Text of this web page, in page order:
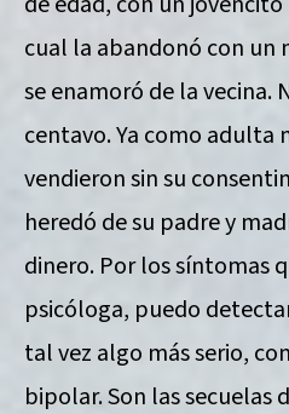
cual la abandonó con un
se enamoró de la vecina.
centavo. Ya como adulta
vendieron sin su
heredó de su padre y
dinero. Por los síntomas
psicóloga, puedo
tal vez algo más serio,
bipolar. Son las secuelas